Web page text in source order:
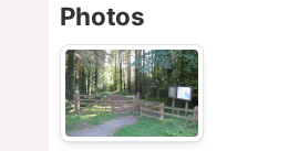
Photos